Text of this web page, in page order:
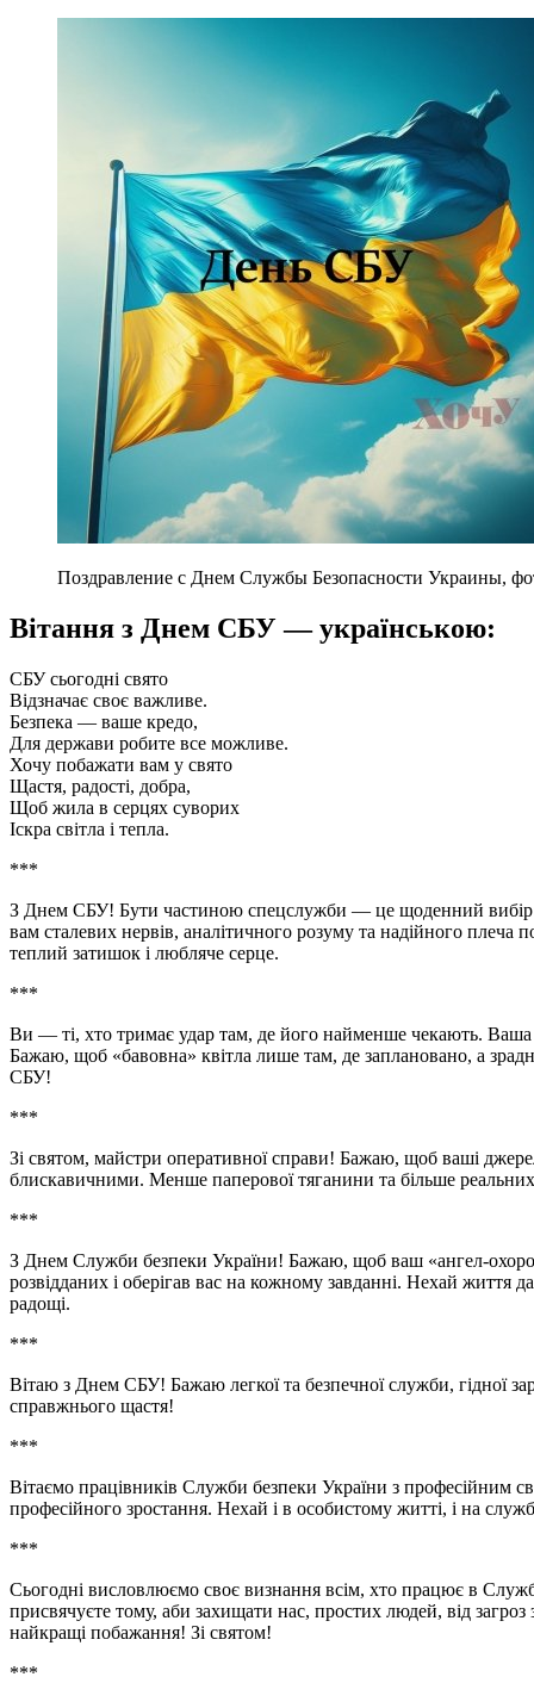
Поздравление с Днем Службы Безопасности Украины,
Вітання з Днем СБУ — українською:
СБУ сьогодні свято
Відзначає своє важливе.
Безпека — ваше кредо,
Для держави робите все можливе.
Хочу побажати вам у свято
Щастя, радості, добра,
Щоб жила в серцях суворих
Іскра світла і тепла.
***
З Днем СБУ! Бути частиною спецслужби — це щоденний вибір
вам сталевих нервів, аналітичного розуму та надійного
теплий затишок і любляче серце.
***
Ви — ті, хто тримає удар там, де його найменше чекають. Ваша
Бажаю, щоб «бавовна» квітла лише там, де заплановано, а
СБУ!
***
Зі святом, майстри оперативної справи! Бажаю, щоб ваші
блискавичними. Менше паперової тяганини та більше реальних
***
З Днем Служби безпеки України! Бажаю, щоб ваш «ангел-
розвідданих і оберігав вас на кожному завданні. Нехай життя
радощі.
***
Вітаю з Днем СБУ! Бажаю легкої та безпечної служби, гідної
справжнього щастя!
***
Вітаємо працівників Служби безпеки України з професійним
професійного зростання. Нехай і в особистому житті, і на
***
Сьогодні висловлюємо своє визнання всім, хто працює в
присвячуєте тому, аби захищати нас, простих людей, від
найкращі побажання! Зі святом!
***